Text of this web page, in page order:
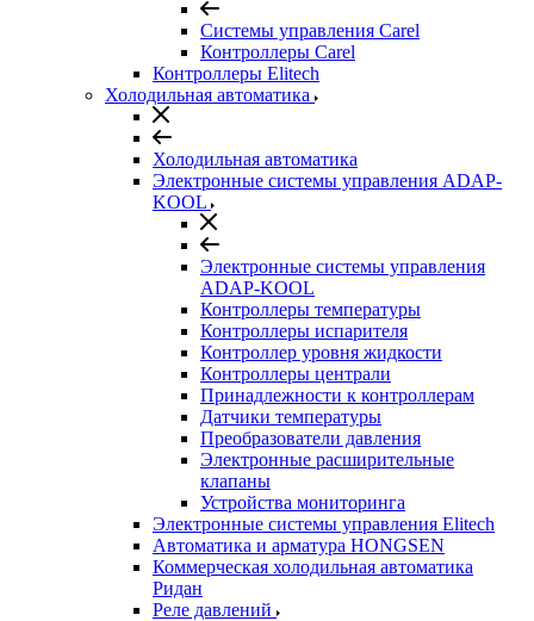
Системы управления Carel
Контроллеры Carel
Контроллеры Elitech
Холодильная автоматика
Холодильная автоматика
Электронные системы управления ADAP-
KOOL
Электронные системы управления
ADAP-KOOL
Контроллеры температуры
Контроллеры испарителя
Контроллер уровня жидкости
Контроллеры централи
Принадлежности к контроллерам
Датчики температуры
Преобразователи давления
Электронные расширительные
клапаны
Устройства мониторинга
Электронные системы управления Elitech
Автоматика и арматура HONGSEN
Коммерческая холодильная автоматика
Ридан
Реле давлений